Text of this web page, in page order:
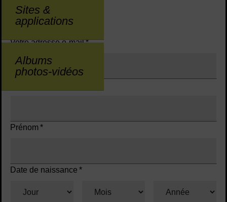
Sites &
applications
Albums
photos-vidéos
*Champs obligatoires
Votre adresse e-mail*
Prénom *
Date de naissance *